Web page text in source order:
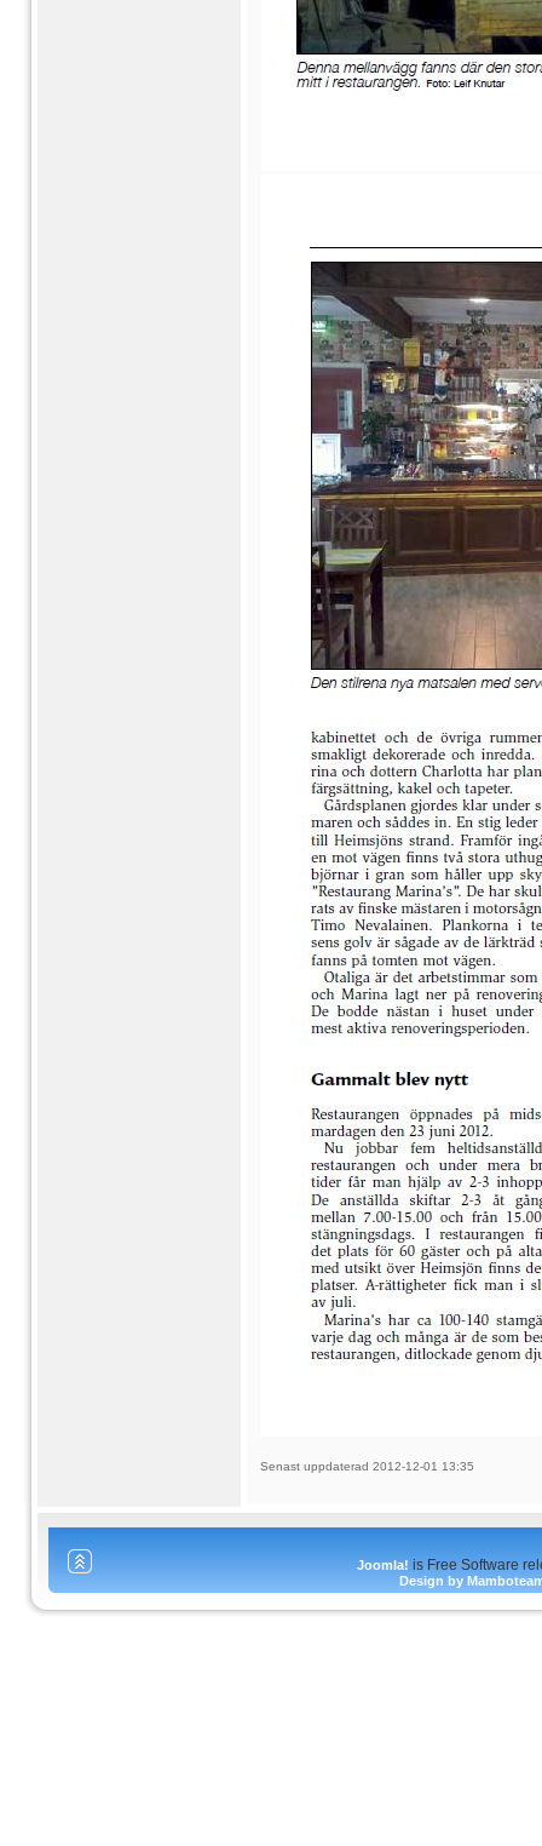
Senast uppdaterad 2012-12-01 13:35
Joomla! is Free Software
Design by